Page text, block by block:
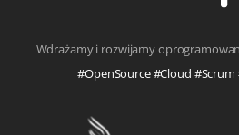
Wdrażamy i rozwijamy
#OpenSource #Cloud